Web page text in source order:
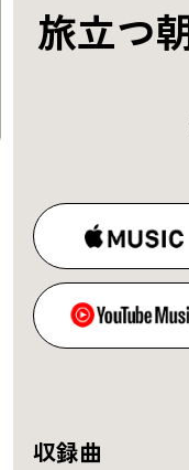
旅立つ
収録曲